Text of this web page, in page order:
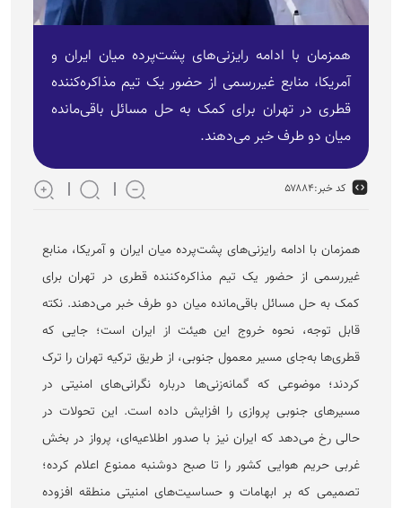
همزمان با ادامه رایزنی‌های پشت‌پرده میان ایران و
آمریکا، منابع غیررسمی از حضور یک تیم مذاکره‌کننده
قطری در تهران برای کمک به حل مسائل باقی‌مانده
میان دو طرف خبر می‌دهند.
کد خبر:۵۷۸۸۴
همزمان با ادامه رایزنی‌های پشت‌پرده میان ایران و آمریکا، منابع
غیررسمی از حضور یک تیم مذاکره‌کننده قطری در تهران برای
کمک به حل مسائل باقی‌مانده میان دو طرف خبر می‌دهند. نکته
قابل توجه، نحوه خروج این هیئت از ایران است؛ جایی که
قطری‌ها به‌جای مسیر معمول جنوبی، از طریق ترکیه تهران را ترک
کردند؛ موضوعی که گمانه‌زنی‌ها درباره نگرانی‌های امنیتی در
مسیر‌های جنوبی پروازی را افزایش داده است. این تحولات در
حالی رخ می‌دهد که ایران نیز با صدور اطلاعیه‌ای، پرواز در بخش
غربی حریم هوایی کشور را تا صبح دوشنبه ممنوع اعلام کرده؛
تصمیمی که بر ابهامات و حساسیت‌های امنیتی منطقه افزوده